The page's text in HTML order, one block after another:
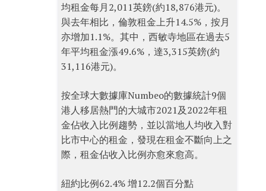
均租金每月2,011英鎊(約18,876港元)。
與去年相比，倫敦租金上升14.5%，按月
亦增加1.1%。其中，西敏寺地區在過去5
年平均租金漲49.6%，達3,315英鎊(約
31,116港元)。
按全球大數據庫Numbeo的數據統計9個
港人移居熱門的大城市2021及2022年租
金佔收入比例趨勢，並以當地人均收入對
比市中心的租金，發現在租金不斷向上之
際，租金佔收入比例亦愈來愈高。
紐約比例62.4% 增12.2個百分點